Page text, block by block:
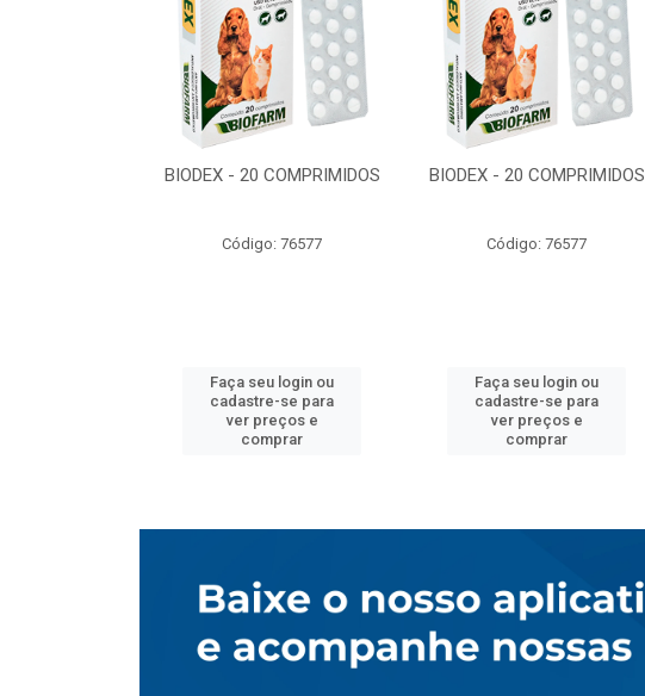
BIODEX - 20 COMPRIMIDOS
Código: 76577
Faça seu login ou
cadastre-se para
ver preços e
comprar
BIODEX - 20 COMPRIMIDOS
Código: 76577
Faça seu login ou
cadastre-se para
ver preços e
comprar